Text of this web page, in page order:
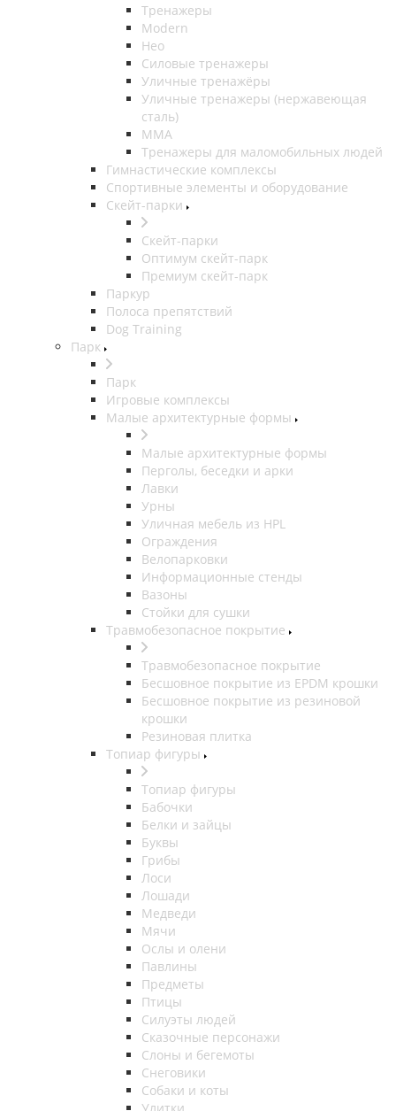
Тренажеры
Modern
Нео
Силовые тренажеры
Уличные тренажёры
Уличные тренажеры (нержавеющая
сталь)
ММА
Тренажеры для маломобильных людей
Гимнастические комплексы
Спортивные элементы и оборудование
Скейт-парки
Скейт-парки
Оптимум скейт-парк
Премиум скейт-парк
Паркур
Полоса препятствий
Dog Training
Парк
Парк
Игровые комплексы
Малые архитектурные формы
Малые архитектурные формы
Перголы, беседки и арки
Лавки
Урны
Уличная мебель из HPL
Ограждения
Велопарковки
Информационные стенды
Вазоны
Стойки для сушки
Травмобезопасное покрытие
Травмобезопасное покрытие
Бесшовное покрытие из EPDM крошки
Бесшовное покрытие из резиновой
крошки
Резиновая плитка
Топиар фигуры
Топиар фигуры
Бабочки
Белки и зайцы
Буквы
Грибы
Лоси
Лошади
Медведи
Мячи
Ослы и олени
Павлины
Предметы
Птицы
Силуэты людей
Сказочные персонажи
Слоны и бегемоты
Снеговики
Собаки и коты